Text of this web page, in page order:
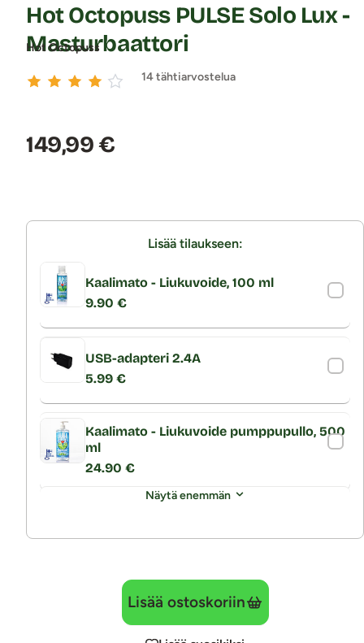
Hot Octopuss
Hot Octopuss PULSE Solo Lux -
Masturbaattori
14 tähtiarvostelua
Hinta:
149,99 €
Lisää tilaukseen:
Kaalimato - Liukuvoide, 100 ml
9.90 €
USB-adapteri 2.4A
5.99 €
Kaalimato - Liukuvoide pumppupullo, 500
ml
24.90 €
Näytä enemmän
Lisää ostoskoriin